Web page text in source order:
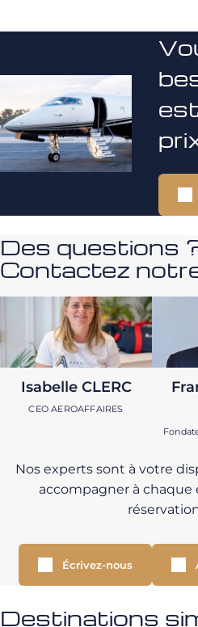
Des questions
Contactez
Isabelle CLERC
CEO AEROAFFAIRES
Nos experts sont à votre
accompagner à chaque
Écrivez-nous
Destinations